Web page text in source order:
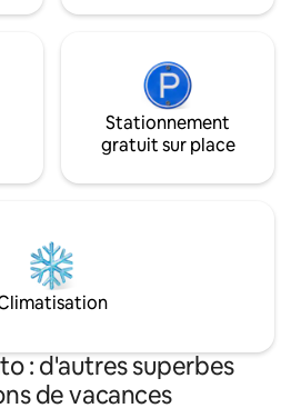
Stationnement
gratuit sur place
: d'autres superbes
de vacances